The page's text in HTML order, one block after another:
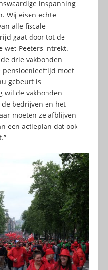
inspanning
Wij eisen echte
alle fiscale
gaat door tot de
wet-Peeters intrekt.
drie vakbonden
pensioenleeftijd moet
gebeurt is
wil de vakbonden
de bedrijven en het
moeten ze afblijven.
een actieplan dat ook